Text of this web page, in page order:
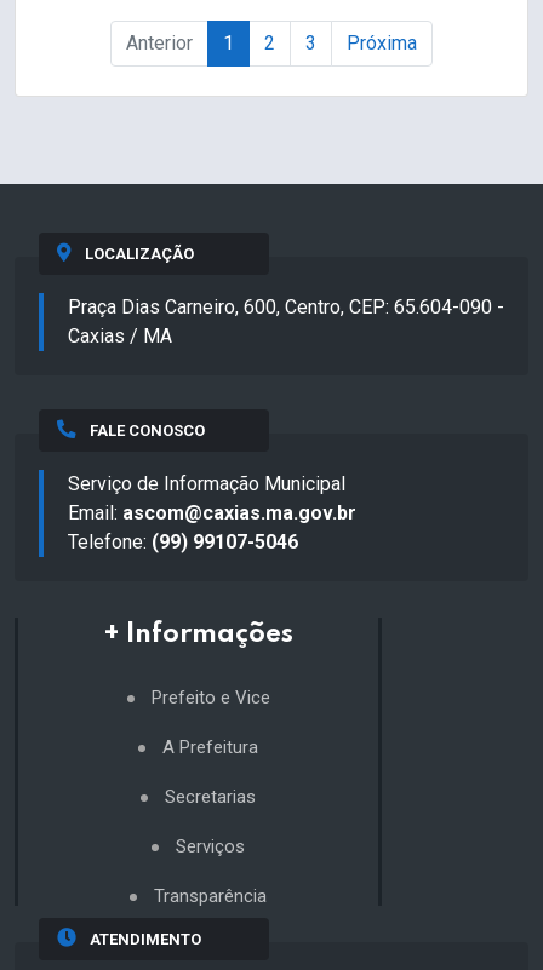
Anterior 1 2 3 Próxima
LOCALIZAÇÃO
Praça Dias Carneiro, 600, Centro, CEP: 65.604-090 -
Caxias / MA
FALE CONOSCO
Serviço de Informação Municipal
Email: ascom@caxias.ma.gov.br
Telefone: (99) 99107-5046
+ Informações
Prefeito e Vice
A Prefeitura
Secretarias
Serviços
Transparência
ATENDIMENTO